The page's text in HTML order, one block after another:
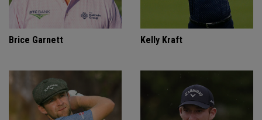
Brice Garnett Kelly Kraft